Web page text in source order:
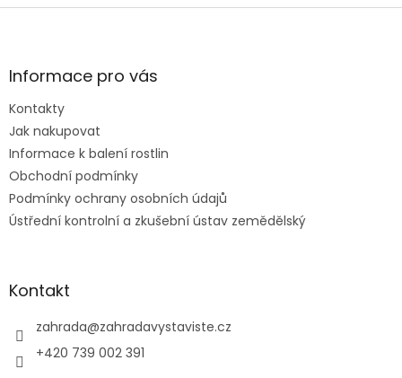
Z
aInformace pro vás
Kontakty
Jak nakupovat
Informace k balení rostlin
Obchodní podmínky
Podmínky ochrany osobních údajů
Ústřední kontrolní a zkušební ústav zemědělský
Kontakt
zahrada@zahradavystaviste.cz
+420 739 002 391